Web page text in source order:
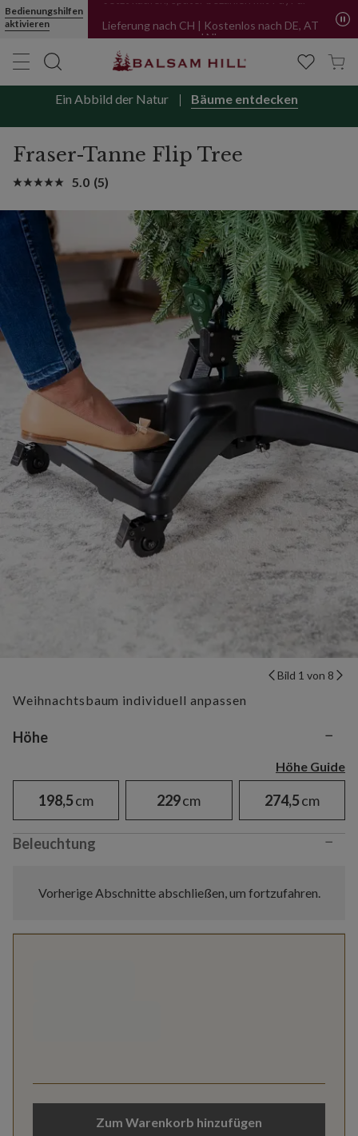
Bedienungshilfen
aktivieren
und NL
Jetzt kaufen, später bezahlen mit PayPal
Ein Abbild der Natur Bäume entdecken
Fraser-Tanne Flip Tree
5.0 (5)
Bild 1 von 8
Weihnachtsbaum individuell anpassen
Variant selection
Höhe −
Höhe Guide
198,5cm 229cm 274,5cm
Beleuchtung −
Vorherige Abschnitte abschließen, um fortzufahren.
Zum Warenkorb hinzufügen